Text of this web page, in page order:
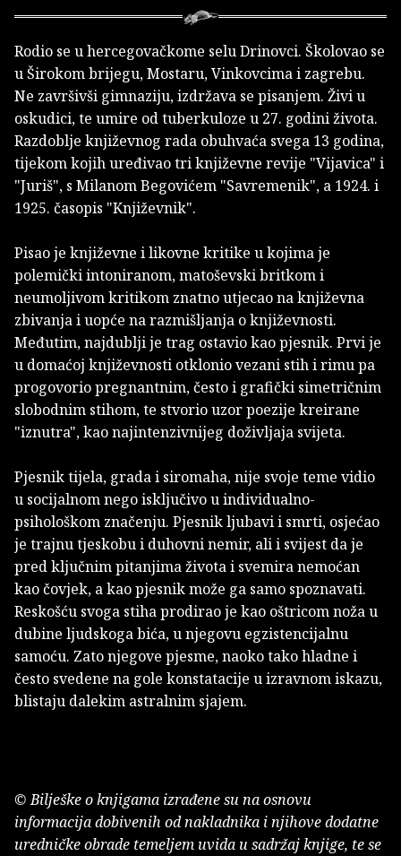
Rodio se u hercegovačkome selu Drinovci. Školovao se
u Širokom brijegu, Mostaru, Vinkovcima i zagrebu.
Ne završivši gimnaziju, izdržava se pisanjem. Živi u
oskudici, te umire od tuberkuloze u 27. godini života.
Razdoblje književnog rada obuhvaća svega 13 godina,
tijekom kojih uređivao tri književne revije "Vijavica" i
"Juriš", s Milanom Begovićem "Savremenik", a 1924. i
1925. časopis "Književnik".
Pisao je književne i likovne kritike u kojima je
polemički intoniranom, matoševski britkom i
neumoljivom kritikom znatno utjecao na književna
zbivanja i uopće na razmišljanja o književnosti.
Međutim, najdublji je trag ostavio kao pjesnik. Prvi je
u domaćoj književnosti otklonio vezani stih i rimu pa
progovorio pregnantnim, često i grafički simetričnim
slobodnim stihom, te stvorio uzor poezije kreirane
"iznutra", kao najintenzivnijeg doživljaja svijeta.
Pjesnik tijela, grada i siromaha, nije svoje teme vidio
u socijalnom nego isključivo u individualno-
psihološkom značenju. Pjesnik ljubavi i smrti, osjećao
je trajnu tjeskobu i duhovni nemir, ali i svijest da je
pred ključnim pitanjima života i svemira nemoćan
kao čovjek, a kao pjesnik može ga samo spoznavati.
Reskošću svoga stiha prodirao je kao oštricom noža u
dubine ljudskoga bića, u njegovu egzistencijalnu
samoću. Zato njegove pjesme, naoko tako hladne i
često svedene na gole konstatacije u izravnom iskazu,
blistaju dalekim astralnim sjajem.
© Bilješke o knjigama izrađene su na osnovu
informacija dobivenih od nakladnika i njihove dodatne
uredničke obrade temeljem uvida u sadržaj knjige, te se